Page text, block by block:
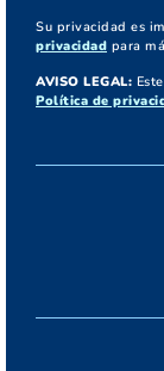
Su privacidad es
privacidad para
AVISO LEGAL:
Política de